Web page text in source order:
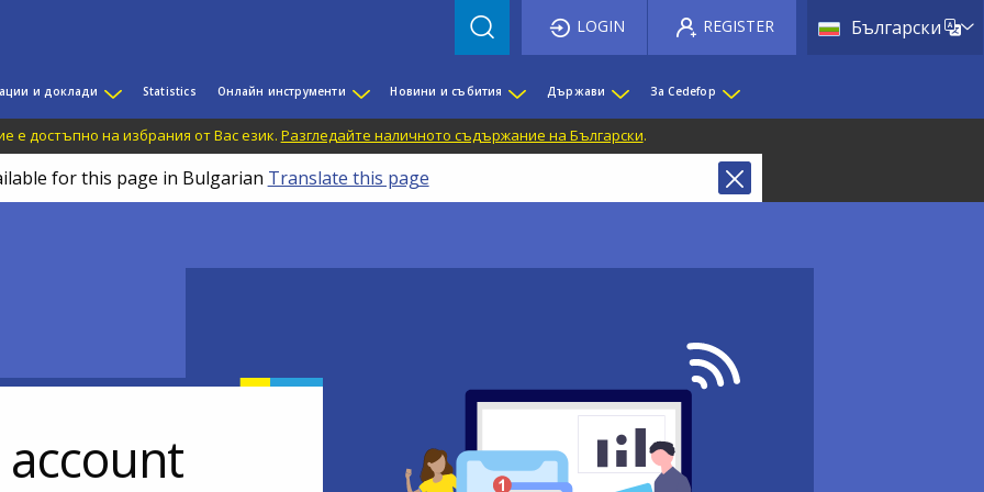
БългарскиList
LOGIN REGISTER
и доклади Statistics Онлайн инструменти Новини и събития Държави За Cedefop
е достъпно на избрания от Вас език. Разгледайте наличното съдържание на Български.
for this page in Bulgarian Translate this page